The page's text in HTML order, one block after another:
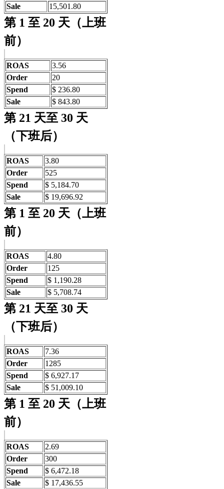
Sale
15,501.80
第 1 至 20 天（上班
前）
ROAS
3.56
Order
20
Spend
$ 236.80
Sale
$ 843.80
第 21 天至 30 天
（下班后）
ROAS
3.80
Order
525
Spend
$ 5,184.70
Sale
$ 19,696.92
第 1 至 20 天（上班
前）
ROAS
4.80
Order
125
Spend
$ 1,190.28
Sale
$ 5,708.74
第 21 天至 30 天
（下班后）
ROAS
7.36
Order
1285
Spend
$ 6,927.17
Sale
$ 51,009.10
第 1 至 20 天（上班
前）
ROAS
2.69
Order
300
Spend
$ 6,472.18
Sale
$ 17,436.55